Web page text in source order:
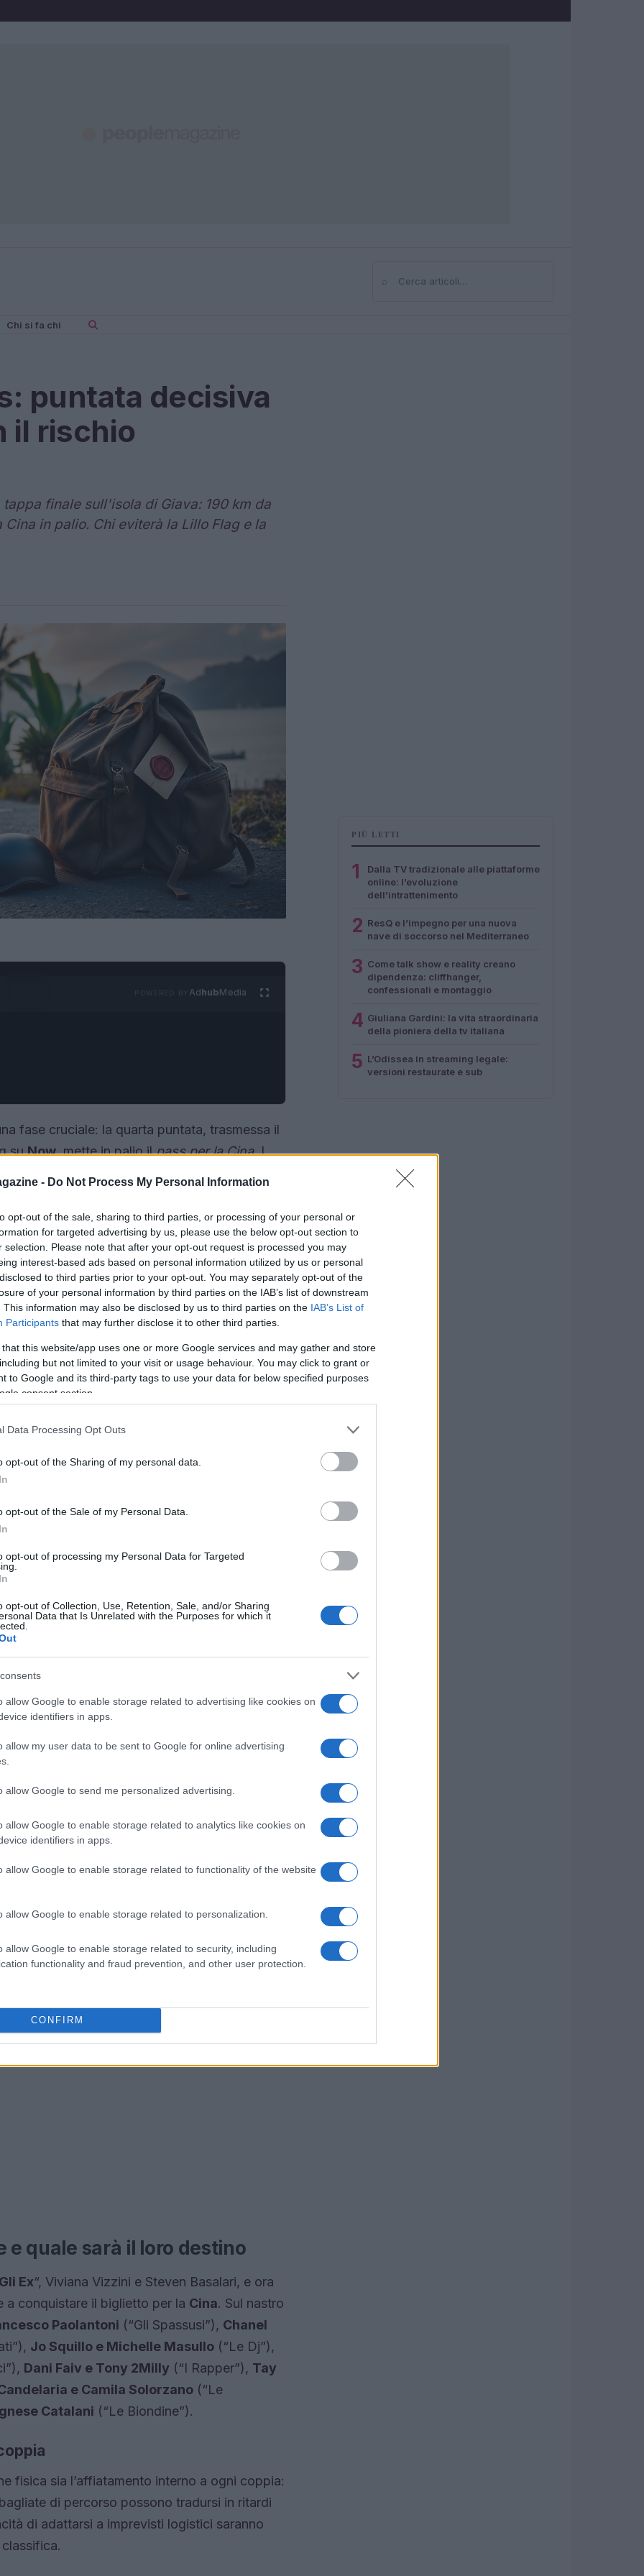
- Do Not Process My Personal Information
opt-out of the sale, sharing to third parties, or processing of your personal or
for targeted advertising by us, please use the below opt-out section to
selection. Please note that after your opt-out request is processed you may
interest-based ads based on personal information utilized by us or personal
to third parties prior to your opt-out. You may separately opt-out of the
of your personal information by third parties on the IAB’s list of downstream
This information may also be disclosed by us to third parties on the IAB’s List of
Participants that may further disclose it to other third parties.
that this website/app uses one or more Google services and may gather and store
but not limited to your visit or usage behaviour. You may click to grant or
to Google and its third-party tags to use your data for below specified purposes
consent section.
Data Processing Opt Outs
opt-out of the Sharing of my personal data.
opt-out of the Sale of my Personal Data.
opt-out of processing my Personal Data for Targeted
opt-out of Collection, Use, Retention, Sale, and/or Sharing
Data that Is Unrelated with the Purposes for which it
allow Google to enable storage related to advertising like cookies on
identifiers in apps.
allow my user data to be sent to Google for online advertising
allow Google to send me personalized advertising.
allow Google to enable storage related to analytics like cookies on
identifiers in apps.
allow Google to enable storage related to functionality of the website
allow Google to enable storage related to personalization.
allow Google to enable storage related to security, including
functionality and fraud prevention, and other user protection.
CONFIRM
⌕Cerca
Chi si fa chi
puntata decisiva
il rischio
finale sull'isola di Giava: 190 km da
in palio. Chi eviterà la Lillo Flag e la
AdhubMedia
fase cruciale: la quarta puntata, trasmessa il
suNow, mette in palio ilpass per la Cina. I
un percorso che mette alla prova
verso il secondo paese dell’avventura.
introduce una variabile spesso decisiva: la
stravolgere i piani di chi è in gara. La
si svolgeranno prove chiave.
la giornata
e centri storici, costringerà le coppie a trovare
le prove: la prima fase prevede il
dello stress, con esercizi di
aumentare la tensione anziché alleviarla.
copre 190 km di scenari culturali molto
differenza. Ottenere la
ma non annulla la necessità di essere rapidi
saranno fattori avversi continui.
e quale sarà il loro destino
Gli Ex“, Viviana Vizzini e Steven Basalari, e ora
a conquistare il biglietto per la Cina. Sul nastro
Paolantoni (“Gli Spassusi”), Chanel
Jo Squillo e Michelle Masullo (“Le Dj”),
Dani Faiv e Tony 2Milly (“I Rapper”), Tay
e Camila Solorzano (“Le
Catalani (“Le Biondine”).
fisica sia l’affiatamento interno a ogni coppia:
di percorso possono tradursi in ritardi
di adattarsi a imprevisti logistici saranno
PIÙ LETTI
1
Dalla TV tradizionale alle piattaforme
online: l’evoluzione
dell’intrattenimento
2 ResQ e l’impegno per una nuova
nave di soccorso nel Mediterraneo
3 Come talk show e reality creano
dipendenza: cliffhanger,
confessionali e montaggio
4 Giuliana Gardini: la vita straordinaria
della pioniera della tv italiana
5 L’Odissea in streaming legale:
versioni restaurate e sub